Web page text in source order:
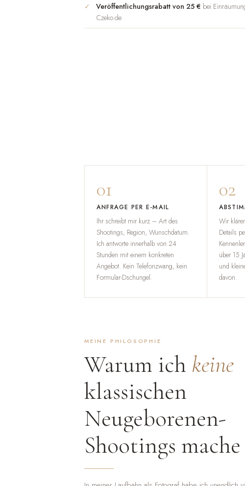
Veröffentlichungsrabatt von 25 € bei
Czeko.de
01
ANFRAGE PER E-MAIL
Ihr schreibt mir kurz – Art des
Shootings, Region, Wunschdatum.
Ich antworte innerhalb von 24
Stunden mit einem konkreten
Angebot. Kein Telefonzwang, kein
Formular-Dschungel.
02
Wir
Details
über 15
und
davon.
MEINE PHILOSOPHIE
Warum ich keine
klassischen
Neugeborenen-
Shootings mache